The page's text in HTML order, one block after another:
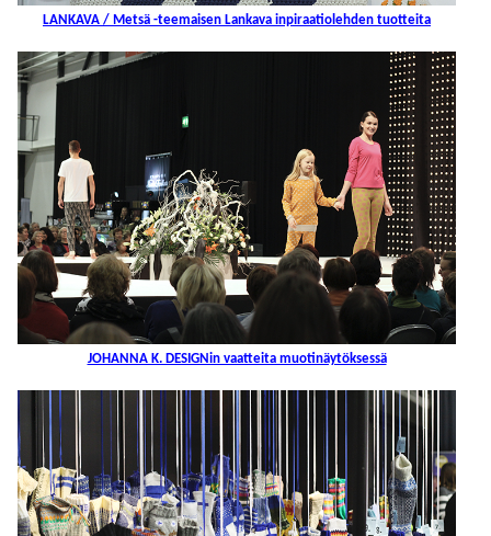
LANKAVA / Metsä -teemaisen Lankava inpiraatiolehden tuotteita
JOHANNA K. DESIGNin vaatteita muotinäytöksessä